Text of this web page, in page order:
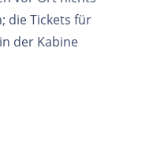
die Tickets für
der Kabine